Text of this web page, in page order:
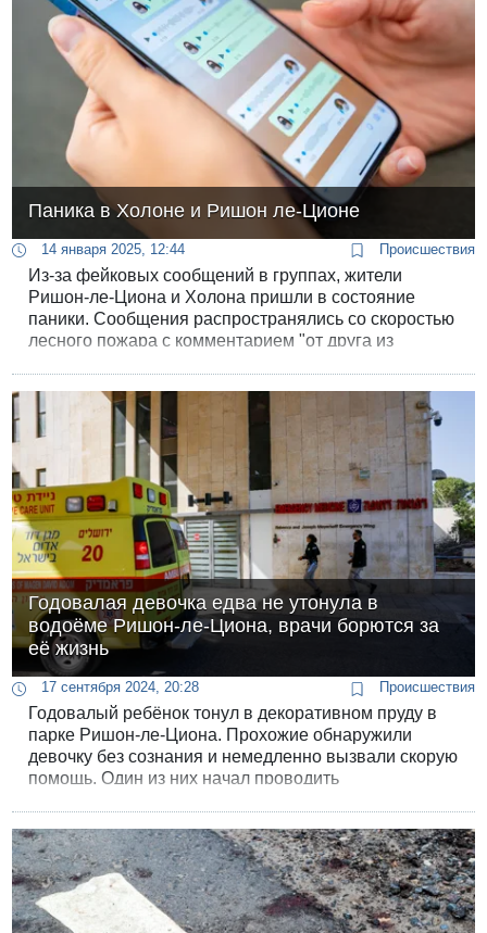
Паника в Холоне и Ришон ле-Ционе
14 января 2025, 12:44 Происшествия
Из-за фейковых сообщений в группах, жители
Ришон-ле-Циона и Холона пришли в состояние
паники. Сообщения распространялись со скоростью
лесного пожара с комментарием "от друга из
Годовалая девочка едва не утонула в
водоёме Ришон-ле-Циона, врачи борются за
её жизнь
17 сентября 2024, 20:28 Происшествия
Годовалый ребёнок тонул в декоративном пруду в
парке Ришон-ле-Циона. Прохожие обнаружили
девочку без сознания и немедленно вызвали скорую
помощь. Один из них начал проводить